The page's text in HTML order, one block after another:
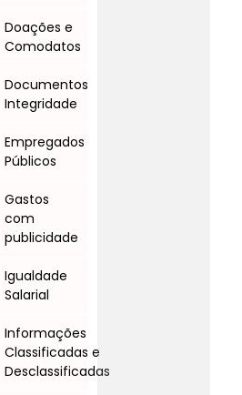
Doações e
Comodatos
Documentos
Integridade
Empregados
Públicos
Gastos
com
publicidade
Igualdade
Salarial
Informações
Classificadas e
Desclassificadas